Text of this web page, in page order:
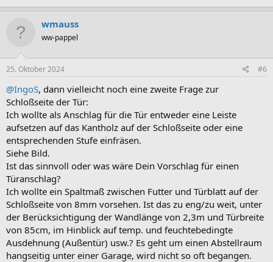
wmauss
ww-pappel
25. Oktober 2024 #6
@IngoS, dann vielleicht noch eine zweite Frage zur
Schloßseite der Tür:
Ich wollte als Anschlag für die Tür entweder eine Leiste
aufsetzen auf das Kantholz auf der Schloßseite oder eine
entsprechenden Stufe einfräsen.
Siehe Bild.
Ist das sinnvoll oder was wäre Dein Vorschlag für einen
Türanschlag?
Ich wollte ein Spaltmaß zwischen Futter und Türblatt auf der
Schloßseite von 8mm vorsehen. Ist das zu eng/zu weit, unter
der Berücksichtigung der Wandlänge von 2,3m und Türbreite
von 85cm, im Hinblick auf temp. und feuchtebedingte
Ausdehnung (Außentür) usw.? Es geht um einen Abstellraum
hangseitig unter einer Garage, wird nicht so oft begangen.